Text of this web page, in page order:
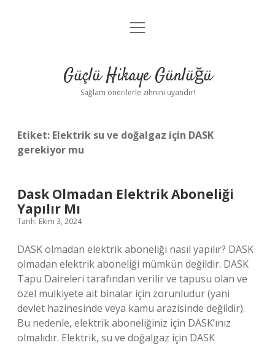
Anasayfa
Yasal Uyarı
menüyü
Güçlü Hikaye Günlüğü
Sağlam önerilerle zihnini uyandır!
Etiket: Elektrik su ve doğalgaz için DASK
gerekiyor mu
Dask Olmadan Elektrik Aboneliği
Yapılır Mı
Tarih: Ekim 3, 2024
DASK olmadan elektrik aboneliği nasıl yapılır? DASK
olmadan elektrik aboneliği mümkün değildir. DASK
Tapu Daireleri tarafından verilir ve tapusu olan ve
özel mülkiyete ait binalar için zorunludur (yani
devlet hazinesinde veya kamu arazisinde değildir).
Bu nedenle, elektrik aboneliğiniz için DASK’ınız
olmalıdır. Elektrik, su ve doğalgaz için DASK